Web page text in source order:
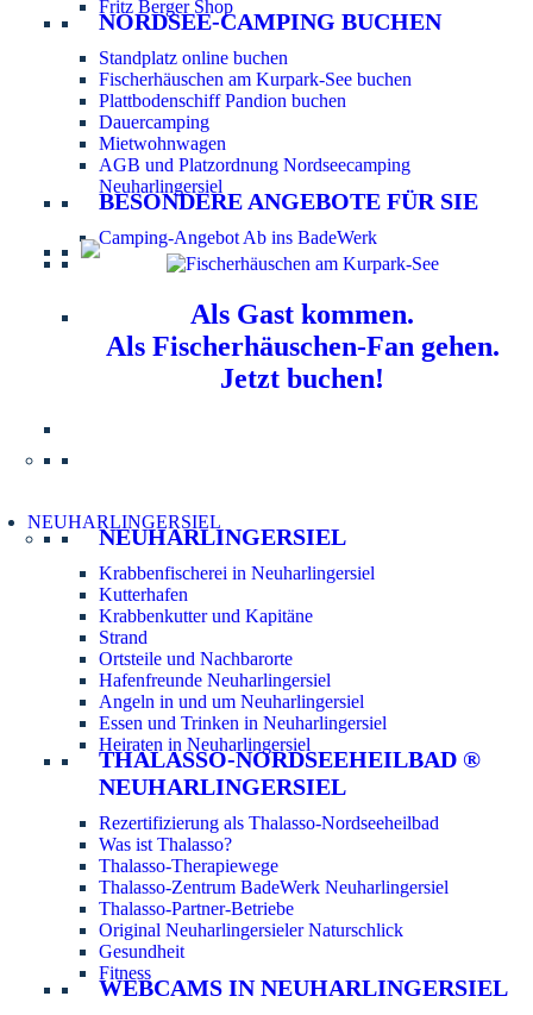
Fritz Berger Shop
NORDSEE-CAMPING BUCHEN
Standplatz online buchen
Fischerhäuschen am Kurpark-See buchen
Plattbodenschiff Pandion buchen
Dauercamping
Mietwohnwagen
AGB und Platzordnung Nordseecamping
Neuharlingersiel
BESONDERE ANGEBOTE FÜR SIE
Camping-Angebot Ab ins BadeWerk
Als Gast kommen.
Als Fischerhäuschen-Fan gehen.
Jetzt buchen!
NEUHARLINGERSIEL
NEUHARLINGERSIEL
Krabbenfischerei in Neuharlingersiel
Kutterhafen
Krabbenkutter und Kapitäne
Strand
Ortsteile und Nachbarorte
Hafenfreunde Neuharlingersiel
Angeln in und um Neuharlingersiel
Essen und Trinken in Neuharlingersiel
Heiraten in Neuharlingersiel
THALASSO-NORDSEEHEILBAD ®
NEUHARLINGERSIEL
Rezertifizierung als Thalasso-Nordseeheilbad
Was ist Thalasso?
Thalasso-Therapiewege
Thalasso-Zentrum BadeWerk Neuharlingersiel
Thalasso-Partner-Betriebe
Original Neuharlingersieler Naturschlick
Gesundheit
Fitness
WEBCAMS IN NEUHARLINGERSIEL